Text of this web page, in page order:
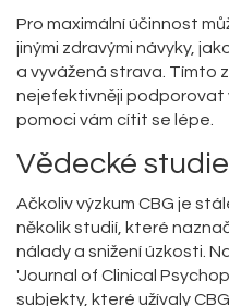
Pro maximální účinnost
jinými zdravými návyky,
a vyvážená strava. Tímto
nejefektivněji podporovat
pomoci vám cítit se lépe.
Vědecké
Ačkoliv výzkum CBG je
několik studií, které
nálady a snižení úzkosti.
'Journal of Clinical
subjekty, které užívaly